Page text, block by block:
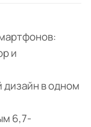
и
дизайн в одном
6,7-